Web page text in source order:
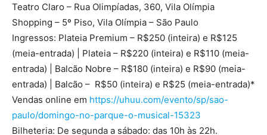
Teatro Claro – Rua Olimpíadas, 360, Vila Olímpia
Shopping – 5º Piso, Vila Olímpia – São Paulo
Ingressos: Plateia Premium – R$250 (inteira) e R$125
(meia-entrada) | Plateia – R$220 (inteira) e R$110 (meia-
entrada) | Balcão Nobre – R$180 (inteira) e R$90 (meia-
entrada) | Balcão – R$50 (inteira) e R$25 (meia-entrada)*
Vendas online em https://uhuu.com/evento/sp/sao-
paulo/domingo-no-parque-o-musical-15323
Bilheteria: De segunda a sábado: das 10h às 22h.